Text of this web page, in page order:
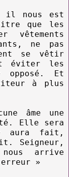
il nous est
que les
ne pas
se vêtir
éviter les
opposé. Et
à plus
âme une
Elle sera
aura fait,
Seigneur,
arrive
»